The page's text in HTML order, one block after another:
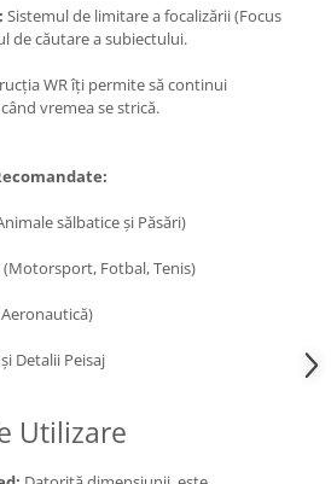
Sistemul de limitare a focalizării (Focus
de căutare a subiectului.
WR îți permite să continui
vremea se strică.
sălbatice și Păsări)
(Motorsport, Fotbal, Tenis)
și Detalii Peisaj
Utilizare